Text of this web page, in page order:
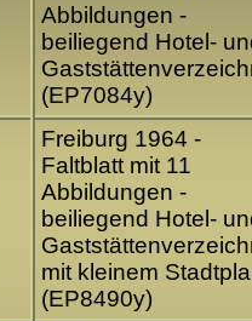
Abbildungen -
beiliegend Hotel-
(EP7084y)
Freiburg 1964 -
Faltblatt mit 11
Abbildungen -
beiliegend Hotel-
mit kleinem
(EP8490y)